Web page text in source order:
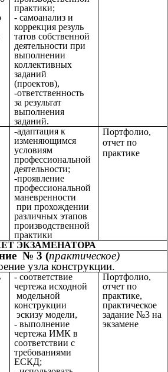
практики;
- самоанализ и
коррекция резуль
татов собственной
деятельности при
выполнении
коллективных
заданий
(проектов),
-ответственность
за результат
выполнения
заданий.
-адаптация к
изменяющимся
условиям
профессиональной
деятельности;
-проявление
профессиональной
маневренности
при прохождении
различных этапов
производственной
практики
Портфолио,
отчет по
практике
ЭКЗАМЕНАТОРА
№ 3 (практическое)
узла конструкции.
- соответствие
чертежа исходной
модельной
конструкции
эскизу модели,
- выполнение
чертежа ИМК в
соответствии с
требованиями
ЕСКД;
Портфолио,
отчет по
практике,
практическое
задание №3 на
экзамене